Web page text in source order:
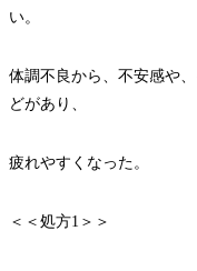
い。
体調不良から、不安感や
どがあり、
疲れやすくなった。
＜＜処方1＞＞